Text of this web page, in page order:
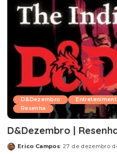
D&Dezembro
Resenha
D&Dezembro |
Posted
Erico Campos 27 de dezembro